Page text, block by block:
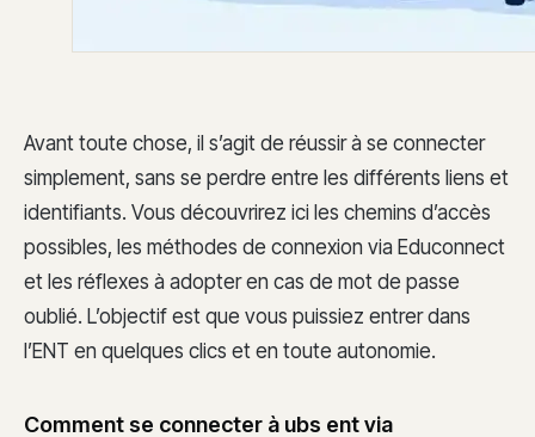
Avant toute chose, il s’agit de réussir à se connecter
simplement, sans se perdre entre les différents liens et
identifiants. Vous découvrirez ici les chemins d’accès
possibles, les méthodes de connexion via Educonnect
et les réflexes à adopter en cas de mot de passe
oublié. L’objectif est que vous puissiez entrer dans
l’ENT en quelques clics et en toute autonomie.
Comment se connecter à ubs ent via